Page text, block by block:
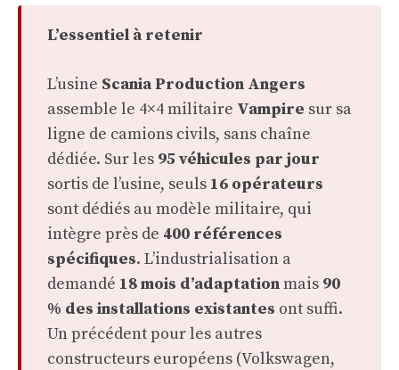
L’essentiel à retenir
L’usine Scania Production Angers
assemble le 4×4 militaire Vampire sur sa
ligne de camions civils, sans chaîne
dédiée. Sur les 95 véhicules par jour
sortis de l’usine, seuls 16 opérateurs
sont dédiés au modèle militaire, qui
intègre près de 400 références
spécifiques. L’industrialisation a
demandé 18 mois d’adaptationmais 90
% des installations existantes ont suffi.
Un précédent pour les autres
constructeurs européens (Volkswagen,